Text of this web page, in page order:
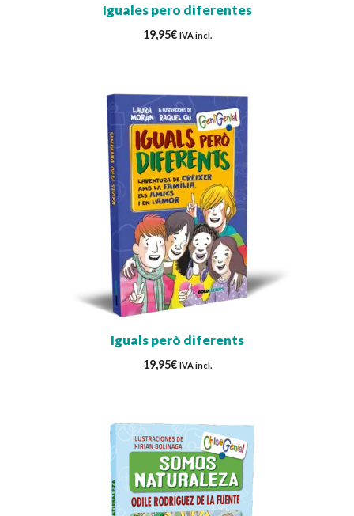
Iguales pero diferentes
19,95€ IVA incl.
Iguals però diferents
19,95€ IVA incl.